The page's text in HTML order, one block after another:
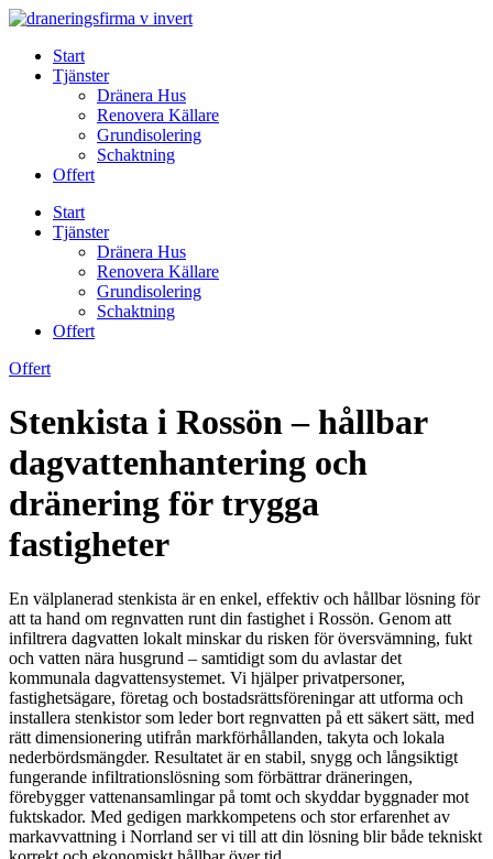
Skip
contentStart
Tjänster
Dränera Hus
Renovera Källare
Grundisolering
Schaktning
Offert
Start
Tjänster
Dränera Hus
Renovera Källare
Grundisolering
Schaktning
Offert
Offert
Stenkista i Rossön – hållbar
dagvattenhantering och
dränering för trygga
fastigheter
En välplanerad stenkista är en enkel, effektiv och hållbar lösning för
att ta hand om regnvatten runt din fastighet i Rossön. Genom att
infiltrera dagvatten lokalt minskar du risken för översvämning, fukt
och vatten nära husgrund – samtidigt som du avlastar det
kommunala dagvattensystemet. Vi hjälper privatpersoner,
fastighetsägare, företag och bostadsrättsföreningar att utforma och
installera stenkistor som leder bort regnvatten på ett säkert sätt, med
rätt dimensionering utifrån markförhållanden, takyta och lokala
nederbördsmängder. Resultatet är en stabil, snygg och långsiktigt
fungerande infiltrationslösning som förbättrar dräneringen,
förebygger vattenansamlingar på tomt och skyddar byggnader mot
fuktskador. Med gedigen markkompetens och stor erfarenhet av
markavvattning i Norrland ser vi till att din lösning blir både tekniskt